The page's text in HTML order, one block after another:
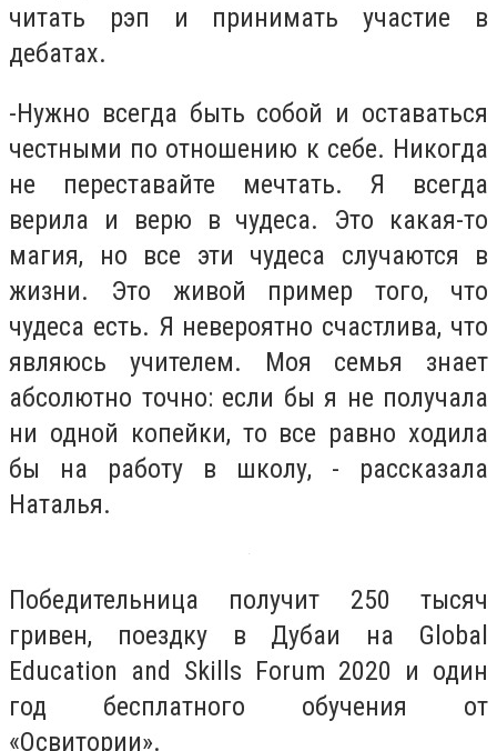
читать рэп и принимать участие в
дебатах.
-Нужно всегда быть собой и оставаться
честными по отношению к себе. Никогда
не переставайте мечтать. Я всегда
верила и верю в чудеса. Это какая-то
магия, но все эти чудеса случаются в
жизни. Это живой пример того, что
чудеса есть. Я невероятно счастлива, что
являюсь учителем. Моя семья знает
абсолютно точно: если бы я не получала
ни одной копейки, то все равно ходила
бы на работу в школу, - рассказала
Наталья.
Победительница получит 250 тысяч
гривен, поездку в Дубаи на Global
Education and Skills Forum 2020 и один
год бесплатного обучения от
«Освитории».